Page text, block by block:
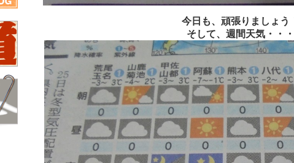
今日も、頑張りましょう
そして、週間天気・・・